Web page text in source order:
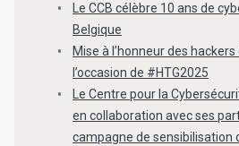
Le CCB célèbre 10 ans de
Belgique
Mise à l’honneur des
l’occasion de #HTG2025
Le Centre pour la
en collaboration avec ses
campagne de sensibilisation